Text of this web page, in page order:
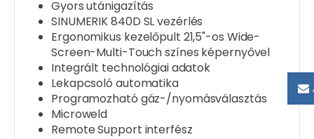
Gyors utánigazítás
SINUMERIK 840D SL vezérlés
Ergonomikus kezelőpult 21,5"-os Wide-
Screen-Multi-Touch színes képernyővel
Integrált technológiai adatok
Lekapcsoló automatika
Programozható gáz-/nyomásválasztás
Microweld
Remote Support interfész